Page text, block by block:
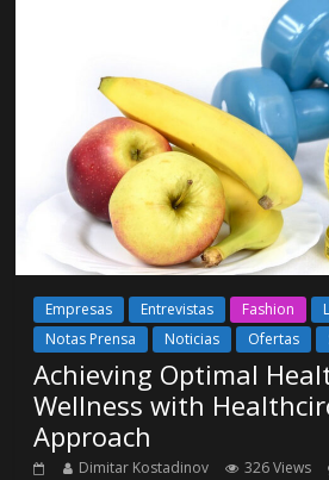
Empresas Entrevistas Fashion
Notas Prensa
Noticias Ofertas
Achieving Optimal
Wellness with
Approach
Dimitar Kostadinov 326 Views